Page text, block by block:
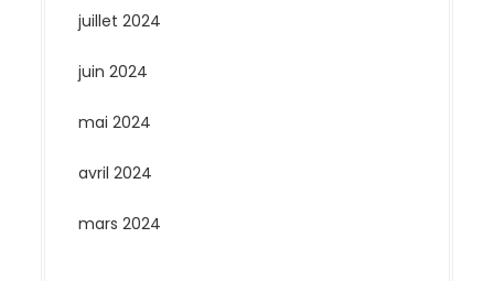
juillet 2024
juin 2024
mai 2024
avril 2024
mars 2024